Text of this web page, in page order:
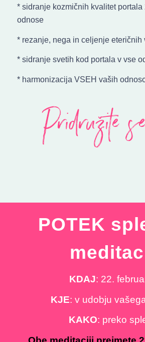
* sidranje kozmičnih kvalitet portala
odnose
* rezanje, nega in celjenje eteričnih
* sidranje svetih kod portala v vse
* harmonizacija VSEH vaših
Pridružite
POTEK
KDAJ: 22.
KJE: v udobju
KAKO: preko